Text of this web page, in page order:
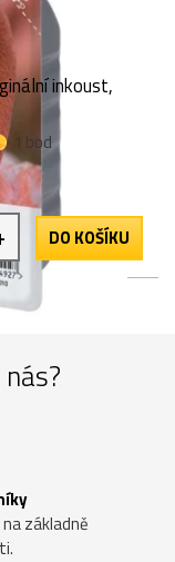
inkoust,
1 bod
DO KOŠÍKU
základně